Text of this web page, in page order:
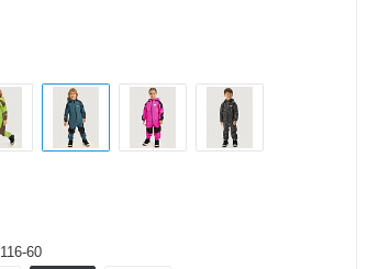
116-60